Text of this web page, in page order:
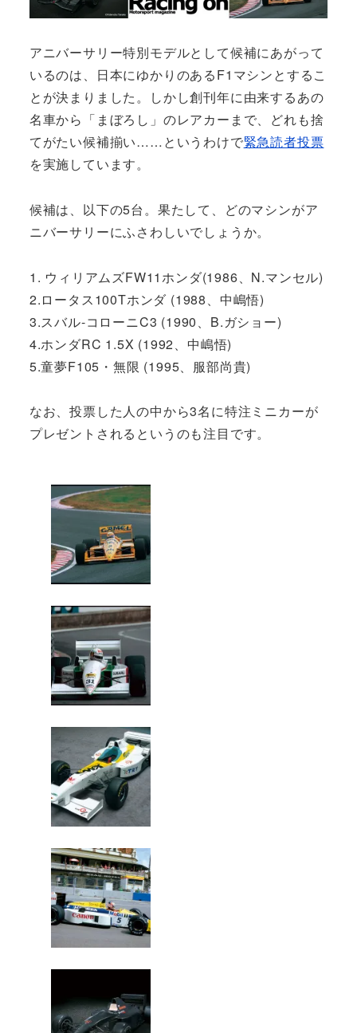
アニバーサリー特別モデルとして候補にあがって
いるのは、日本にゆかりのあるF1マシンとするこ
とが決まりました。しかし創刊年に由来するあの
名車から「まぼろし」のレアカーまで、どれも捨
てがたい候補揃い……というわけで緊急読者投票
を実施しています。
候補は、以下の5台。果たして、どのマシンがア
ニバーサリーにふさわしいでしょうか。
1. ウィリアムズFW11ホンダ(1986、N.マンセル)
2.ロータス100Tホンダ (1988、中嶋悟)
3.スバル-コローニC3 (1990、B.ガショー)
4.ホンダRC 1.5X (1992、中嶋悟)
5.童夢F105・無限 (1995、服部尚貴)
なお、投票した人の中から3名に特注ミニカーが
プレゼントされるというのも注目です。